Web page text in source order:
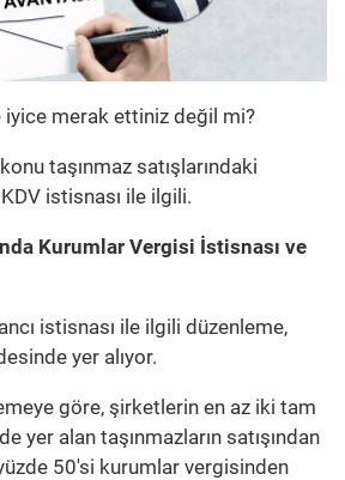
iyice merak ettiniz değil mi?
taşınmaz satışlarındaki
istisnası ile ilgili.
Kurumlar Vergisi İstisnası ve
istisnası ile ilgili düzenleme,
yer alıyor.
göre, şirketlerin en az iki tam
yer alan taşınmazların satışından
50'si kurumlar vergisinden